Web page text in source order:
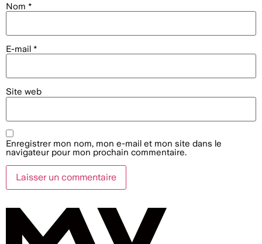
Nom *
E-mail *
Site web
Enregistrer mon nom, mon e-mail et mon site dans le
navigateur pour mon prochain commentaire.